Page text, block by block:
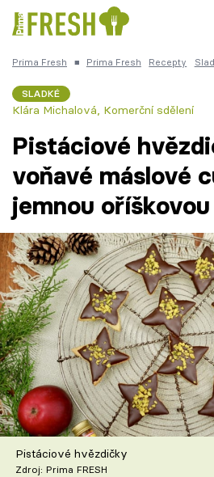
Česká kuchyně Čokoláda
Témata
Recepty
Články
TV Program
Škola vaření
Recepty z TV
Speciál: Cuketa
Prima Fresh ■ Prima Fresh Recepty
SLADKÉ
Klára Michalová Komerční sdělení
Pistáciové
voňavé máslové
jemnou
Pistáciové hvězdičky
Zdroj: Prima FRESH